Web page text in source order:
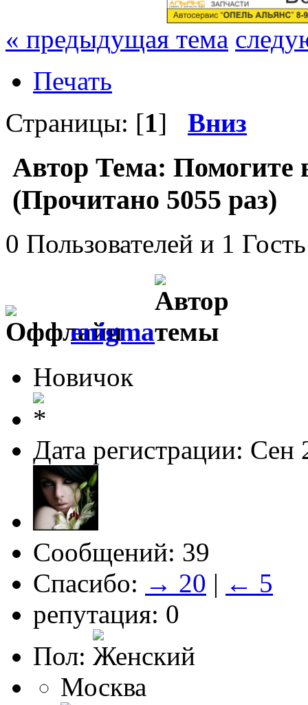
« предыдущая тема
Печать
Страницы: [1] Вниз
Автор Тема: Помогите
(Прочитано 5055 раз)
0 Пользователей и 1
enigma
Новичок
Дата регистрации: Сен
Сообщений: 39
Спасибо: → 20 | ← 5
репутация: 0
Пол:
Москва